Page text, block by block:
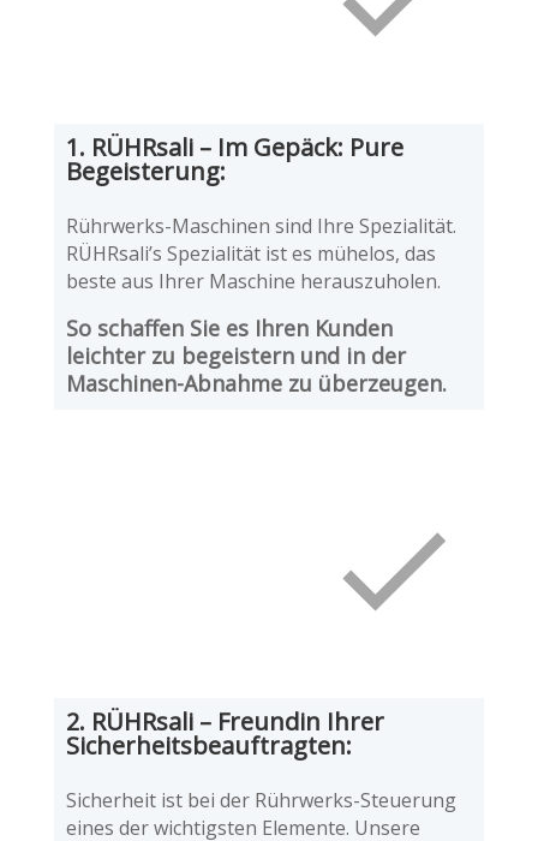
1. RÜHRsali – Im Gepäck: Pure
Begeisterung:
Rührwerks-Maschinen sind Ihre Spezialität.
RÜHRsali’s Spezialität ist es mühelos, das
beste aus Ihrer Maschine herauszuholen.
So schaffen Sie es Ihren Kunden
leichter zu begeistern und in der
Maschinen-Abnahme zu überzeugen.
2. RÜHRsali – Freundin Ihrer
Sicherheitsbeauftragten:
Sicherheit ist bei der Rührwerks-Steuerung
eines der wichtigsten Elemente. Unsere